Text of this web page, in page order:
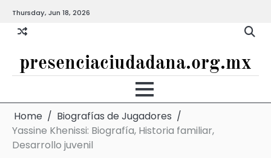
content
Thursday, Jun 18, 2026
presenciaciudadana.org.mx
Home
Biografías de Jugadores
Yassine Khenissi: Biografía, Historia familiar,
Desarrollo juvenil